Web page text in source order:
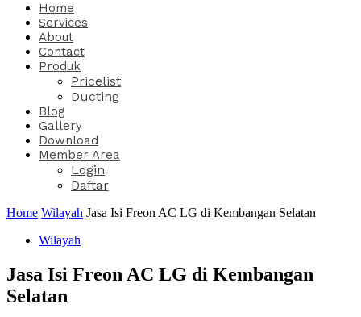
Home
Services
About
Contact
Produk
Pricelist
Ducting
Blog
Gallery
Download
Member Area
Login
Daftar
Home Wilayah Jasa Isi Freon AC LG di Kembangan Selatan
Wilayah
Jasa Isi Freon AC LG di Kembangan
Selatan